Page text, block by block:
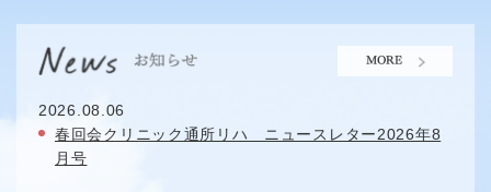
2026.08.06
春回会クリニック通所リハ ニュースレター2026年8
月号